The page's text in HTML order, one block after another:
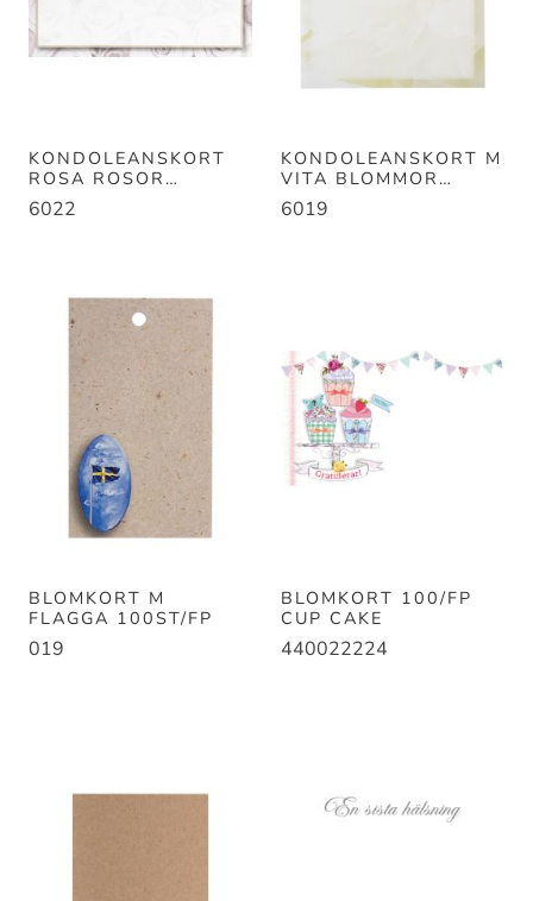
KONDOLEANSKORT
ROSA ROSOR
7,5*10,5 100ST
6022
KONDOLEANSKORT M
VITA BLOMMOR
7,5*10,5 100ST
6019
BLOMKORT M
FLAGGA 100ST/FP
019
BLOMKORT 100/FP
CUP CAKE
440022224